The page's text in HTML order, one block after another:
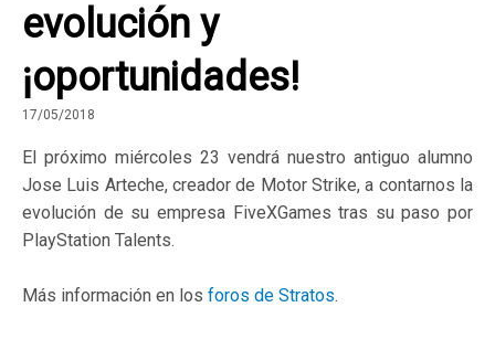
evolución y
¡oportunidades!
17/05/2018
El próximo miércoles 23 vendrá nuestro antiguo alumno
Jose Luis Arteche, creador de Motor Strike, a contarnos la
evolución de su empresa FiveXGames tras su paso por
PlayStation Talents.
Más información en los foros de Stratos.